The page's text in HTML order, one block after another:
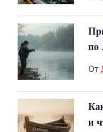
по
От
и